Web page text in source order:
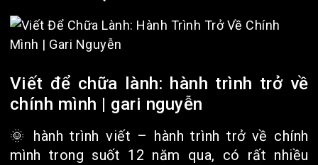
Viết để chữa lành: hành trình trở về
chính mình | gari nguyễn
🌞 hành trình viết – hành trình trở về chính
mình trong suốt 12 năm qua, có rất nhiều